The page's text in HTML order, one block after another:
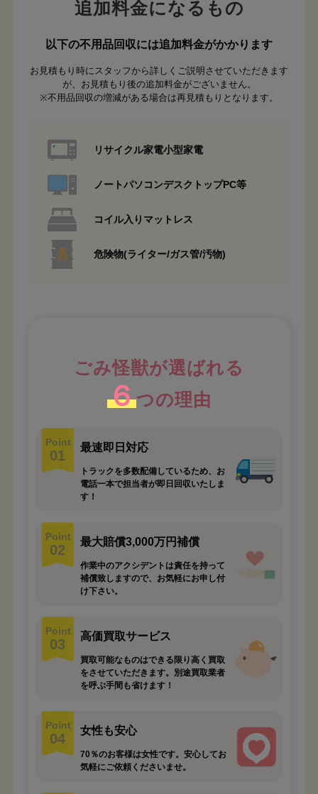
追加料金になるもの
以下の不用品回収には追加料金がかかります
お見積もり時にスタッフから詳しくご説明させていただきます
が、お見積もり後の追加料金がございません。
※不用品回収の増減がある場合は再見積もりとなります。
リサイクル家電小型家電
ノートパソコンデスクトップPC等
コイル入りマットレス
危険物(ライター/ガス管/汚物)
ごみ怪獣が選ばれる
６つの理由
Point
01
最速即日対応
トラックを多数配備しているため、お
電話一本で担当者が即日回収いたしま
す！
Point
02
最大賠償3,000万円補償
作業中のアクシデントは責任を持って
補償致しますので、お気軽にお申し付
け下さい。
Point
03
高価買取サービス
買取可能なものはできる限り高く買取
をさせていただきます。別途買取業者
を呼ぶ手間も省けます！
Point
04
女性も安心
70％のお客様は女性です。安心してお
気軽にご依頼くださいませ。